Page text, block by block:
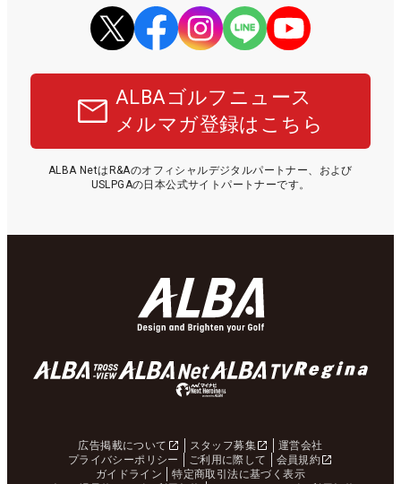
ALBAゴルフニュース
メルマガ登録はこちら
ALBA NetはR&Aのオフィシャルデジタルパートナー、および
USLPGAの日本公式サイトパートナーです。
広告掲載について スタッフ募集
運営会社
プライバシーポリシー
ご利用に際して
会員規約
ガイドライン
特定商取引法に基づく表示